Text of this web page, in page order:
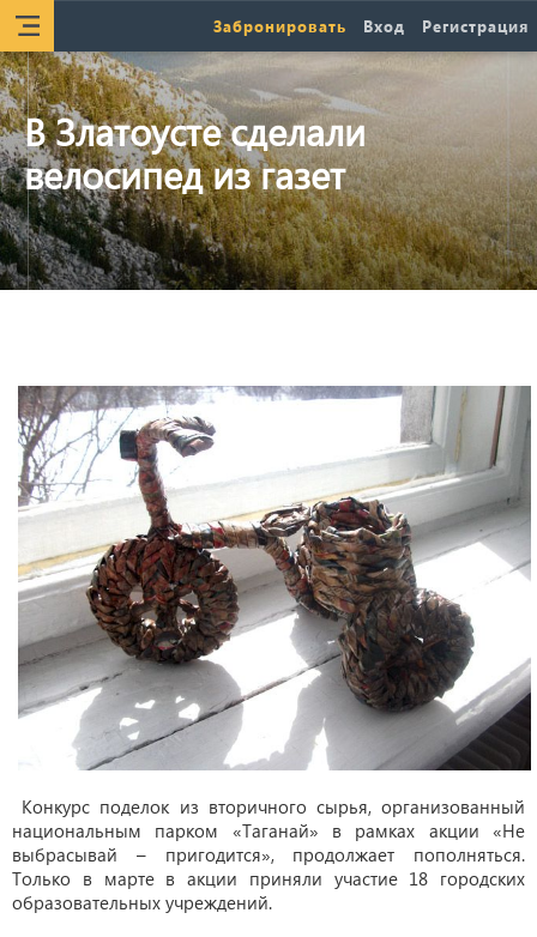
Забронировать Вход Регистрация
В Златоусте сделали
велосипед из газет
Конкурс поделок из вторичного сырья, организованный
национальным парком «Таганай» в рамках акции «Не
выбрасывай – пригодится», продолжает пополняться.
Только в марте в акции приняли участие 18 городских
образовательных учреждений.